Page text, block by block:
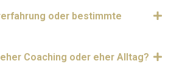
oder bestimmte
Coaching oder eher Alltag?